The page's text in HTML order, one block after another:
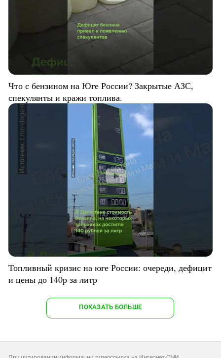
Что с бензином на Юге России? Закрытые АЗС,
спекулянты и кражи топлива.
Топливный кризис на юге России: очереди, дефицит
и цены до 140р за литр
ПОКАЗАТЬ БОЛЬШЕ